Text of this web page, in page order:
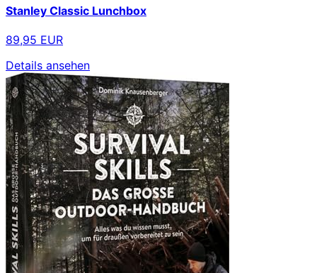
Stanley Classic Lunchbox
89,95 EUR
Details ansehen